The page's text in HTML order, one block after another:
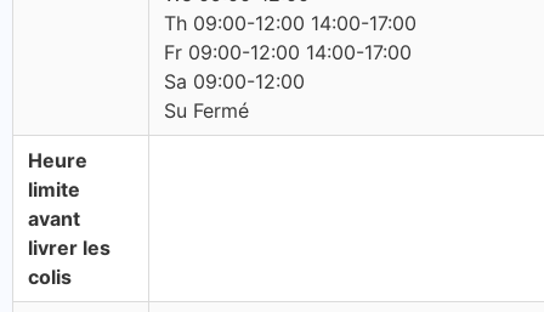
Th 09:00-12:00 14:00-17:00
Fr 09:00-12:00 14:00-17:00
Sa 09:00-12:00
Su Fermé
Heure
limite
avant
livrer les
colis